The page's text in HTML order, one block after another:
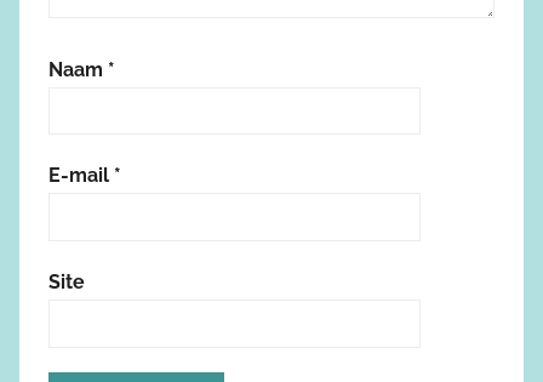
Naam *
E-mail *
Site